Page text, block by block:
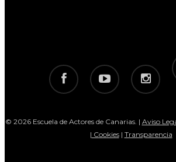
facebook youtube instagram
© 2026 Escuela de Actores de Canarias. | Aviso
| Cookies| Transparencia